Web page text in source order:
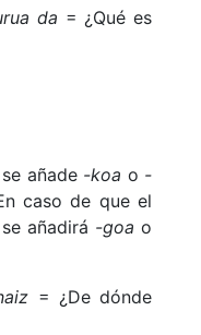
da = ¿Qué es
añade -koa o -
caso de que el
añadirá -goao
= ¿De dónde